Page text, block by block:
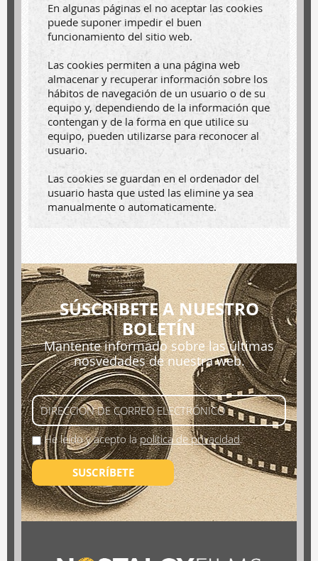
En algunas páginas el no aceptar las cookies
puede suponer impedir el buen
funcionamiento del sitio web.
Las cookies permiten a una página web
almacenar y recuperar información sobre los
hábitos de navegación de un usuario o de su
equipo y, dependiendo de la información que
contengan y de la forma en que utilice su
equipo, pueden utilizarse para reconocer al
usuario.
Las cookies se guardan en el ordenador del
usuario hasta que usted las elimine ya sea
manualmente o automaticamente.
SÚSCRIBETE A NUESTRO
BOLETÍN
Mantente informado sobre las últimas
nosvedades de nuestra web.
He leído y acepto lapolítica de privacidad.
SUSCRÍBETE